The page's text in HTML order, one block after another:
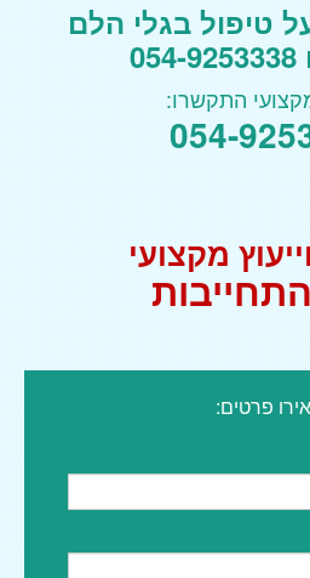
טיפול בגלי הלם
התקשרו:
054-
מקצועי
פרטים: